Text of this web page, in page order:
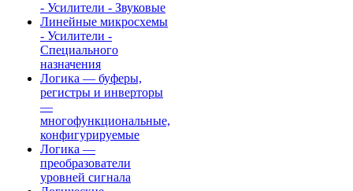
- Усилители - Звуковые
Линейные микросхемы
- Усилители -
Специального
назначения
Логика — буферы,
регистры и инверторы
—
многофункциональные,
конфигурируемые
Логика —
преобразователи
уровней сигнала